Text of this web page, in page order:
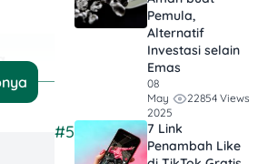
Pemula,
Alternatif
Investasi selain
Emas
08
May
2025
22854 Views
#5
7 Link
Penambah Like